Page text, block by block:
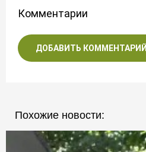
Комментарии
ДОБАВИТЬ КОММЕНТАРИЙ
Похожие новости: